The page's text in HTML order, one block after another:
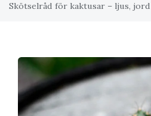
Skötselråd för kaktusar – ljus,